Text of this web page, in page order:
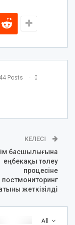
Posts 0
КЕЛЕСІ
басшылығына
еңбекақы төлеу
процесіне
постмониторинг
жеткізілді
All